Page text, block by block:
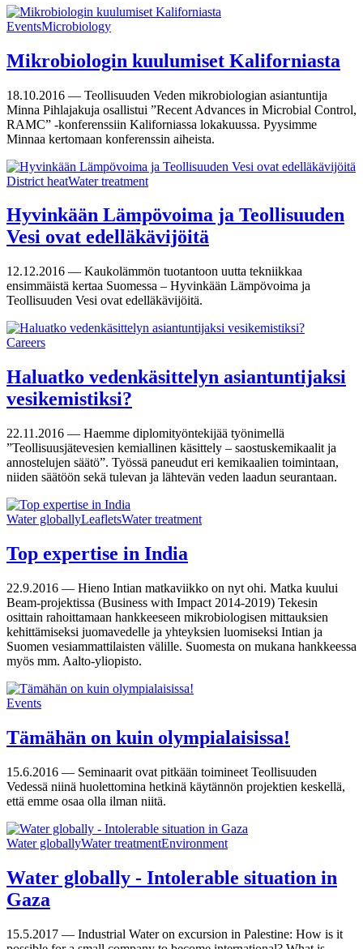
EventsMicrobiology
Mikrobiologin kuulumiset Kaliforniasta
18.10.2016 — Teollisuuden Veden mikrobiologian asiantuntija
Minna Pihlajakuja osallistui ”Recent Advances in Microbial Control,
RAMC” -konferenssiin Kaliforniassa lokakuussa. Pyysimme
Minnaa kertomaan konferenssin aiheista.
District heatWater treatment
Hyvinkään Lämpövoima ja Teollisuuden
Vesi ovat edelläkävijöitä
12.12.2016 — Kaukolämmön tuotantoon uutta tekniikkaa
ensimmäistä kertaa Suomessa – Hyvinkään Lämpövoima ja
Teollisuuden Vesi ovat edelläkävijöitä.
Careers
Haluatko vedenkäsittelyn asiantuntijaksi
vesikemistiksi?
22.11.2016 — Haemme diplomityöntekijää työnimellä
”Teollisuusjätevesien kemiallinen käsittely – saostuskemikaalit ja
annostelujen säätö”. Työssä paneudut eri kemikaalien toimintaan,
niiden säätöön sekä tulevan ja lähtevän veden laadun seurantaan.
Water globallyLeafletsWater treatment
Top expertise in India
22.9.2016 — Hieno Intian matkaviikko on nyt ohi. Matka kuului
Beam-projektissa (Business with Impact 2014-2019) Tekesin
osittain rahoittamaan hankkeeseen mikrobiologisen mittauksien
kehittämiseksi juomavedelle ja yhteyksien luomiseksi Intian ja
Suomen vesiammattilaisten välille. Suomesta on mukana hankkeessa
myös mm. Aalto-yliopisto.
Events
Tämähän on kuin olympialaisissa!
15.6.2016 — Seminaarit ovat pitkään toimineet Teollisuuden
Vedessä niinä huolettomina hetkinä käytännön projektien keskellä,
että emme osaa olla ilman niitä.
Water globallyWater treatmentEnvironment
Water globally - Intolerable situation in
Gaza
15.5.2017 — Industrial Water on excursion in Palestine: How is it